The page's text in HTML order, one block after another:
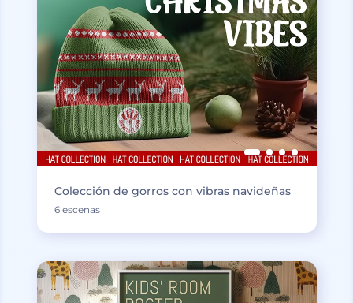
Colección de gorros con vibras navideñas
6 escenas